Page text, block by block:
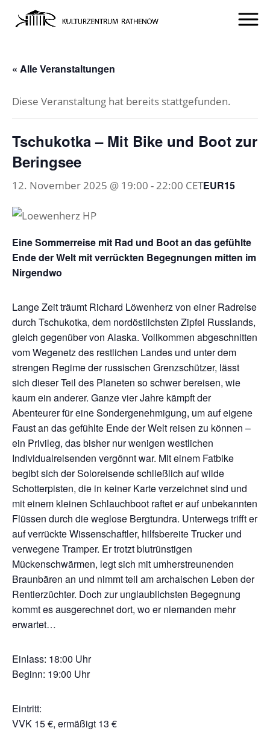
« Alle Veranstaltungen
Diese Veranstaltung hat bereits stattgefunden.
Tschukotka – Mit Bike und Boot zur
Beringsee
12. November 2025 @ 19:00 -22:00 CETEUR15
Eine Sommerreise mit Rad und Boot an das gefühlte
Ende der Welt mit verrückten Begegnungen mitten im
Nirgendwo
Lange Zeit träumt Richard Löwenherz von einer Radreise
durch Tschukotka, dem nordöstlichsten Zipfel Russlands,
gleich gegenüber von Alaska. Vollkommen abgeschnitten
vom Wegenetz des restlichen Landes und unter dem
strengen Regime der russischen Grenzschützer, lässt
sich dieser Teil des Planeten so schwer bereisen, wie
kaum ein anderer. Ganze vier Jahre kämpft der
Abenteurer für eine Sondergenehmigung, um auf eigene
Faust an das gefühlte Ende der Welt reisen zu können –
ein Privileg, das bisher nur wenigen westlichen
Individualreisenden vergönnt war. Mit einem Fatbike
begibt sich der Soloreisende schließlich auf wilde
Schotterpisten, die in keiner Karte verzeichnet sind und
mit einem kleinen Schlauchboot raftet er auf unbekannten
Flüssen durch die weglose Bergtundra. Unterwegs trifft er
auf verrückte Wissenschaftler, hilfsbereite Trucker und
verwegene Tramper. Er trotzt blutrünstigen
Mückenschwärmen, legt sich mit umherstreunenden
Braunbären an und nimmt teil am archaischen Leben der
Rentierzüchter. Doch zur unglaublichsten Begegnung
kommt es ausgerechnet dort, wo er niemanden mehr
erwartet…
Einlass: 18:00 Uhr
Beginn: 19:00 Uhr
Eintritt:
VVK 15 €, ermäßigt 13 €